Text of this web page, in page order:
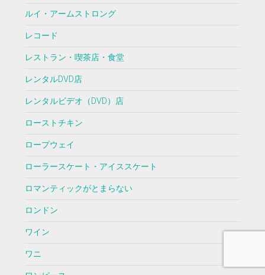
ルイ・アームストロング
レコード
レストラン・喫茶店・食堂
レンタルDVD店
レンタルビデオ（DVD）店
ローストチキン
ロープウェイ
ローラースケート・アイススケート
ロマンティックがとまらない
ロンドン
ワイン
ワニ